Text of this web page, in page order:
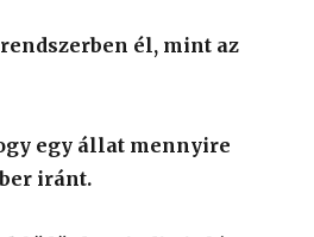
él, mint az
egy állat mennyire
iránt.